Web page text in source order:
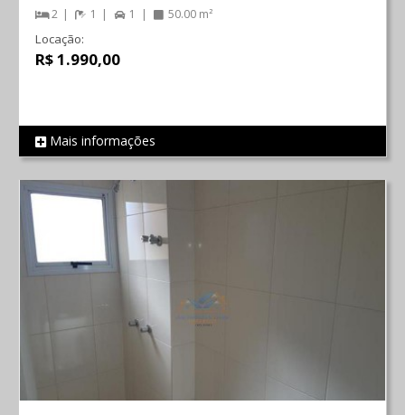
REF 446
2 1 1 50.00 m²
Locação:
R$ 1.990,00
Mais informações